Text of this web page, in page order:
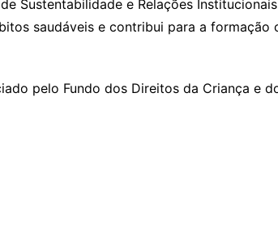
Sustentabilidade e Relações
saudáveis e contribui para a formação
pelo Fundo dos Direitos da Criança e